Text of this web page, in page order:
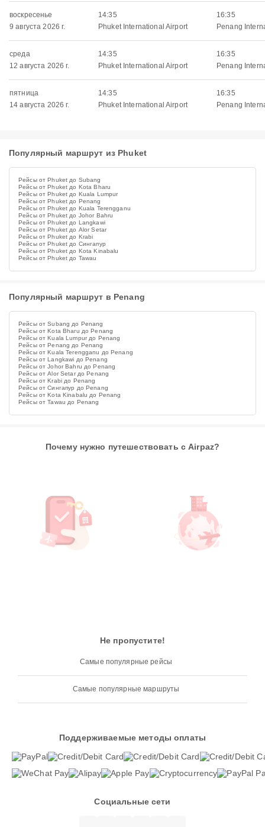
воскресенье
9 августа 2026 г.
14:35
Phuket International Airport
16:35
Penang
среда
12 августа 2026 г.
14:35
Phuket International Airport
16:35
Penang
пятница
14 августа 2026 г.
14:35
Phuket International Airport
16:35
Penang
Популярный маршрут из Phuket
Рейсы от Phuket до Subang
Рейсы от Phuket до Kota Bharu
Рейсы от Phuket до Kuala Lumpur
Рейсы от Phuket до Penang
Рейсы от Phuket до Kuala Terengganu
Рейсы от Phuket до Johor Bahru
Рейсы от Phuket до Langkawi
Рейсы от Phuket до Alor Setar
Рейсы от Phuket до Krabi
Рейсы от Phuket до Сингапур
Рейсы от Phuket до Kota Kinabalu
Рейсы от Phuket до Tawau
Популярный маршрут в Penang
Рейсы от Subang до Penang
Рейсы от Kota Bharu до Penang
Рейсы от Kuala Lumpur до Penang
Рейсы от Penang до Penang
Рейсы от Kuala Terengganu до Penang
Рейсы от Langkawi до Penang
Рейсы от Johor Bahru до Penang
Рейсы от Alor Setar до Penang
Рейсы от Krabi до Penang
Рейсы от Сингапур до Penang
Рейсы от Kota Kinabalu до Penang
Рейсы от Tawau до Penang
Почему нужно путешествовать с Airpaz?
Не пропустите!
Самые популярные рейсы
Самые популярные маршруты
Поддерживаемые методы оплаты
Социальные сети